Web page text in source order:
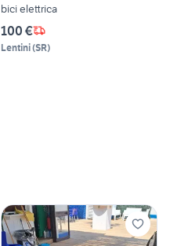
bici elettrica
100 €
Lentini(SR)